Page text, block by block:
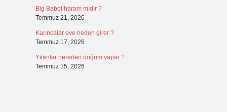
Big Babol haram mıdır ?
Temmuz 21, 2026
Karıncalar eve neden girer ?
Temmuz 17, 2026
Yılanlar nereden doğum yapar ?
Temmuz 15, 2026